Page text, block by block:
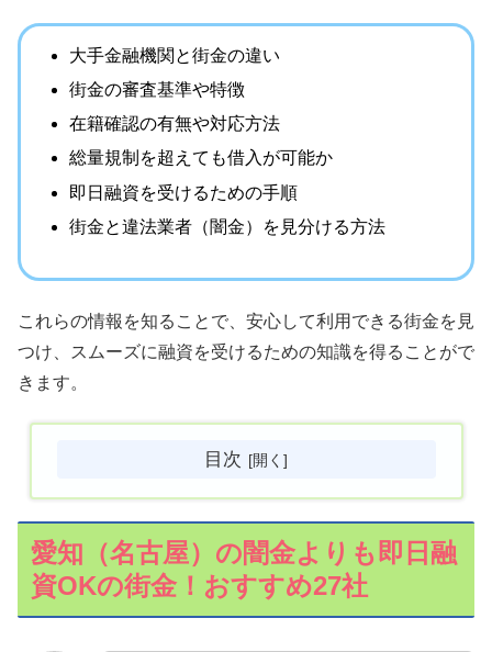
大手金融機関と街金の違い
街金の審査基準や特徴
在籍確認の有無や対応方法
総量規制を超えても借入が可能か
即日融資を受けるための手順
街金と違法業者（闇金）を見分ける方法
これらの情報を知ることで、安心して利用できる街金を見
つけ、スムーズに融資を受けるための知識を得ることがで
きます。
目次
愛知（名古屋）の闇金よりも即日融
資OKの街金！おすすめ27社